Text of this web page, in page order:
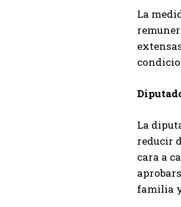
La
La
reducir
cara a
familia